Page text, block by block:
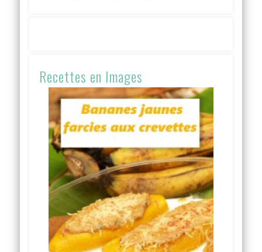
Recettes en Images